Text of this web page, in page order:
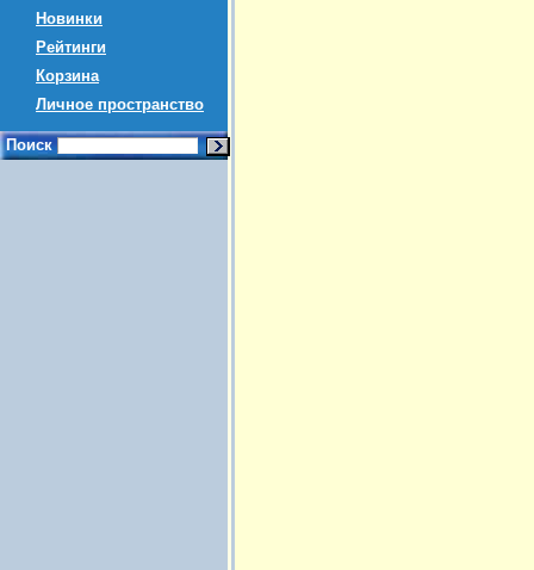
Новинки
Рейтинги
Корзина
Личное пространство
Поиск